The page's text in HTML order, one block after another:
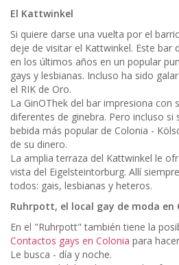
El Kattwinkel
Si quiere darse una vuelta por el
deje de visitar el Kattwinkel. Este bar
en los últimos años en un popular
gays y lesbianas. Incluso ha sido
el RIK de Oro.
La GinOThek del bar impresiona con
diferentes de ginebra. Pero incluso si
bebida más popular de Colonia -
de su dinero.
La amplia terraza del Kattwinkel le
vista del Eigelsteintorburg. Allí
todos: gais, lesbianas y heteros.
Ruhrpott, el local gay de moda en
En el "Ruhrpott" también tiene la
Contactos gays en Colonia para
Le busca - día y noche.